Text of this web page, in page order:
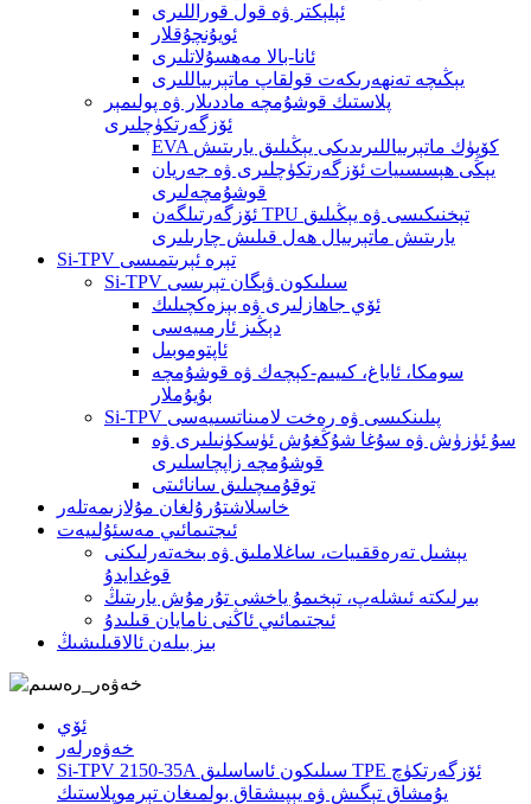
ئېلېكتر ۋە قول قوراللىرى
ئويۇنچۇقلار
ئانا-بالا مەھسۇلاتلىرى
يېڭىچە تەنھەرىكەت قولقاپ ماتېرىياللىرى
پلاستىك قوشۇمچە ماددىلار ۋە پولىمېر
ئۆزگەرتكۈچلىرى
EVA كۆپۈك ماتېرىياللىرىدىكى يېڭىلىق يارىتىش
يېڭى ھېسسىيات ئۆزگەرتكۈچلىرى ۋە جەريان
قوشۇمچەلىرى
ئۆزگەرتىلگەن TPU تېخنىكىسى ۋە يېڭىلىق
يارىتىش ماتېرىيال ھەل قىلىش چارىلىرى
Si-TPV تېرە ئېرىتمىسى
Si-TPV سىلىكون ۋېگان تېرىسى
ئۆي جاھازلىرى ۋە بېزەكچىلىك
دېڭىز ئارمىيەسى
ئاپتوموبىل
سومكا، ئاياغ، كىيىم-كېچەك ۋە قوشۇمچە
بۇيۇملار
Si-TPV پىلىنكىسى ۋە رەخت لامىناتسىيەسى
سۇ ئۈزۈش ۋە سۇغا شۇڭغۇش ئۈسكۈنىلىرى ۋە
قوشۇمچە زاپچاسلىرى
توقۇمىچىلىق سانائىتى
خاسلاشتۇرۇلغان مۇلازىمەتلەر
ئىجتىمائىي مەسئۇلىيەت
يېشىل تەرەققىيات، ساغلاملىق ۋە بىخەتەرلىكنى
قوغدايدۇ
بىرلىكتە ئىشلەپ، تېخىمۇ ياخشى تۇرمۇش يارىتىڭ
ئىجتىمائىي ئاڭنى نامايان قىلىدۇ
بىز بىلەن ئالاقىلىشىڭ
ئۆي
خەۋەرلەر
Si-TPV 2150-35A سىلىكون ئاساسلىق TPE ئۆزگەرتكۈچ
يۇمشاق تېگىش ۋە يېپىشقاق بولمىغان تېرموپلاستىك